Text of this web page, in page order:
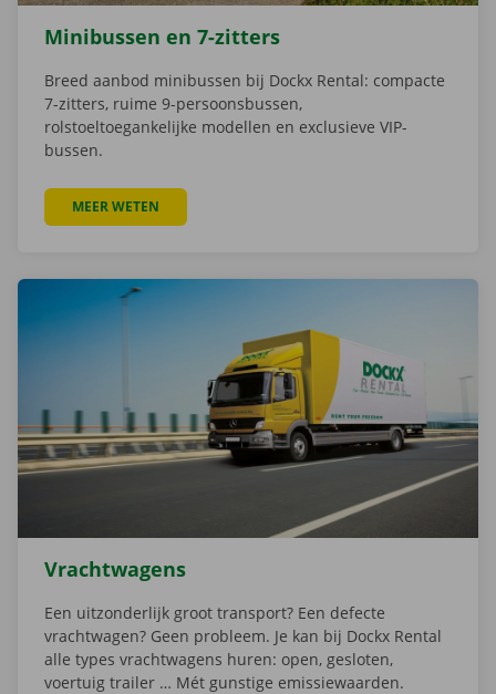
Minibussen en 7-zitters
Breed aanbod minibussen bij Dockx Rental: compacte
7-zitters, ruime 9-persoonsbussen,
rolstoeltoegankelijke modellen en exclusieve VIP-
bussen.
MEER WETEN
Vrachtwagens
Een uitzonderlijk groot transport? Een defecte
vrachtwagen? Geen probleem. Je kan bij Dockx Rental
alle types vrachtwagens huren: open, gesloten,
voertuig trailer … Mét gunstige emissiewaarden.